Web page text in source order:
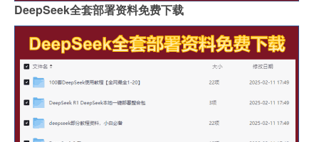
DeepSeek全套部署资料免费下载